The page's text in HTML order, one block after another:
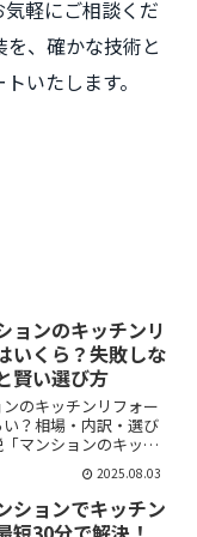
軽にご相談くだ
、確かな技術と
いたします。
ョンのキッチンリ
いくら？失敗しな
賢い選び方
のキッチンリフォー
？相場・内訳・選び
マンションのキッチ
たいけれど、費用がい
安…」「中古マンショ
用や、練馬区でのリ
相場が...
2025.08.03
ションでキッチン